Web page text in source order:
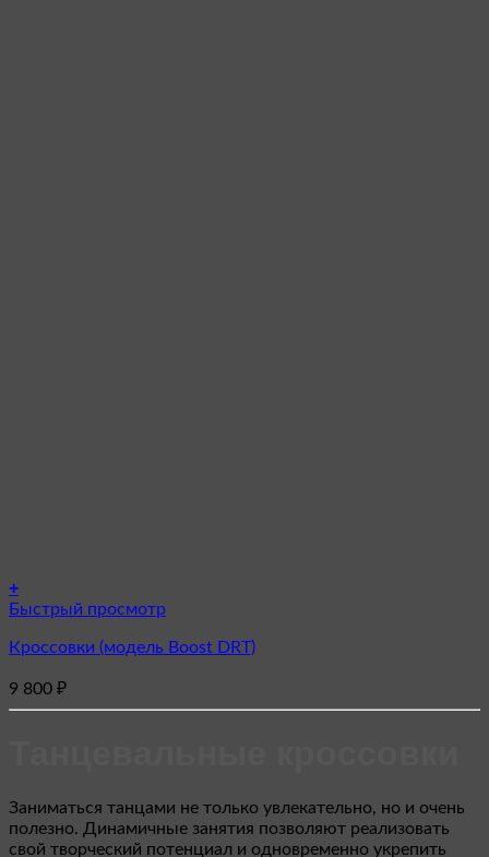
+
Этот
имеет
вариаций.
Опции
товара.
Быстрый просмотр
Кроссовки (модель Boost DRT)
9 800 ₽
Заниматься танцами не только увлекательно, но и очень
полезно. Динамичные занятия позволяют реализовать
свой творческий потенциал и одновременно укрепить